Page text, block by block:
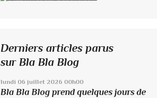
Derniers articles parus
sur Bla Bla Blog
lundi 06 juillet 2026 00h00
Bla Bla Blog prend quelques jours de